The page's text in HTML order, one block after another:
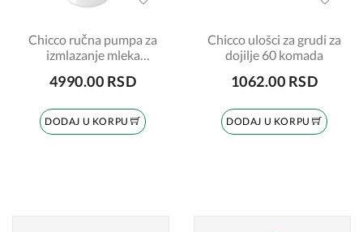
Chicco ručna pumpa za
izmlazanje mleka
4990.00 RSD
DODAJ U KORPU
Chicco ulošci za grudi za
dojilje 60 komada
1062.00 RSD
DODAJ U KORPU